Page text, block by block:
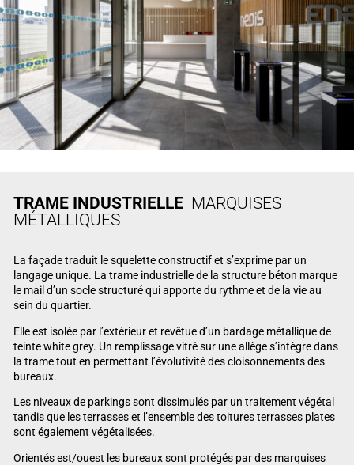
TRAME INDUSTRIELLE MARQUISES
MÉTALLIQUES
La façade traduit le squelette constructif et s’exprime par un
langage unique. La trame industrielle de la structure béton marque
le mail d’un socle structuré qui apporte du rythme et de la vie au
sein du quartier.
Elle est isolée par l’extérieur et revêtue d’un bardage métallique de
teinte white grey. Un remplissage vitré sur une allège s’intègre dans
la trame tout en permettant l’évolutivité des cloisonnements des
bureaux.
Les niveaux de parkings sont dissimulés par un traitement végétal
tandis que les terrasses et l’ensemble des toitures terrasses plates
sont également végétalisées.
Orientés est/ouest les bureaux sont protégés par des marquises